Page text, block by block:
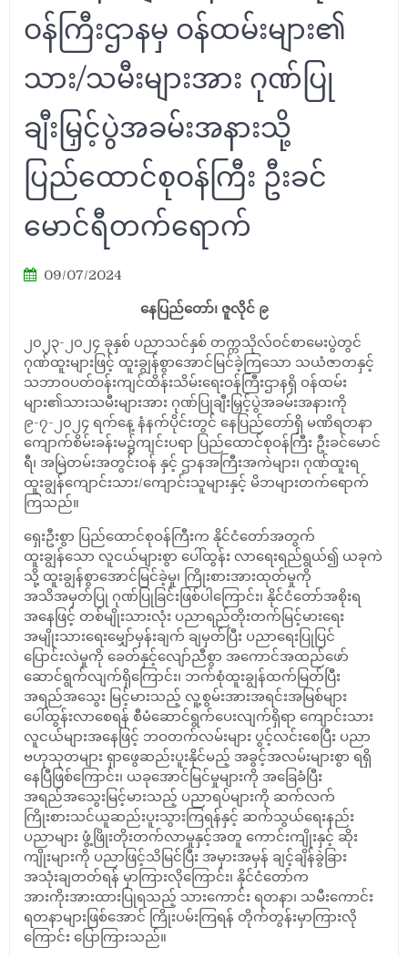
ဝန်ကြီးဌာနမှ ဝန်ထမ်းများ၏
သား/သမီးများအား ဂုဏ်ပြု
ချီးမြှင့်ပွဲအခမ်းအနားသို့
ပြည်ထောင်စုဝန်ကြီး ဦးခင်
မောင်ရီတက်ရောက်
09/07/2024
နေပြည်တော်၊ ဇူလိုင် ၉
၂၀၂၃-၂၀၂၄ ခုနှစ် ပညာသင်နှစ် တက္ကသိုလ်ဝင်စာမေးပွဲတွင်
ဂုဏ်ထူးများဖြင့် ထူးချွန်စွာအောင်မြင်ခဲ့ကြသော သယံဇာတနှင့်
သဘာဝပတ်ဝန်းကျင်ထိန်းသိမ်း‌ရေးဝန်ကြီးဌာနရှိ ဝန်ထမ်း
များ၏သားသမီးများအား ဂုဏ်ပြုချီးမြှင့်ပွဲအခမ်းအနားကို
၉-၇-၂၀၂၄ ရက်နေ့ နံနက်ပိုင်းတွင် နေပြည်တော်ရှိ မဏိရတနာ
ကျောက်စိမ်းခန်းမ၌ကျင်းပရာ ပြည်ထောင်စုဝန်ကြီး ဦးခင်မောင်
ရီ၊ အမြဲတမ်းအတွင်းဝန် နှင့် ဌာနအကြီးအကဲများ၊ ဂုဏ်ထူးရ
ထူးချွန်ကျောင်းသား/ကျောင်းသူများနှင့် မိဘများတက်ရောက်
ကြသည်။
ရှေးဦးစွာ ပြည်ထောင်စုဝန်ကြီးက နိုင်ငံတော်အတွက်
ထူးချွန်သော လူငယ်များစွာ ပေါ်ထွန်း လာရေးရည်ရွယ်၍ ယခုကဲ
သို့ ထူးချွန်စွာအောင်မြင်ခဲ့မှု၊ ကြိုးစားအားထုတ်မှုကို
အသိအမှတ်ပြု ဂုဏ်ပြုခြင်းဖြစ်ပါကြောင်း၊ နိုင်ငံတော်အစိုးရ
အနေဖြင့် တစ်မျိုးသားလုံး ပညာရည်တိုးတက်မြင့်မားရေး
အမျိုးသားရေးမျှော်မှန်းချက် ချမှတ်ပြီး ပညာရေးပြုပြင်
ပြောင်းလဲမှုကို ခေတ်နှင့်လျော်ညီစွာ အကောင်အထည်ဖော်
ဆောင်ရွက်လျက်ရှိကြောင်း၊ ဘက်စုံထူးချွန်ထက်မြတ်ပြီး
အရည်အသွေး မြင့်မားသည့် လူ့စွမ်းအားအရင်းအမြစ်များ
ပေါ်ထွန်းလာစေရန် စီမံဆောင်ရွက်ပေးလျက်ရှိရာ ကျောင်းသား
လူငယ်များအနေဖြင့် ဘဝတက်လမ်းများ ပွင့်လင်းစေပြီး ပညာ
ဗဟုသုတများ ရှာဖွေဆည်းပူးနိုင်မည့် အခွင့်အလမ်းများစွာ ရရှိ
နေပြီဖြစ်ကြောင်း၊ ယခုအောင်မြင်မှုများကို အခြေခံပြီး
အရည်အသွေးမြင့်မားသည့် ပညာရပ်များကို ဆက်လက်
ကြိုးစားသင်ယူဆည်းပူးသွားကြရန်နှင့် ဆက်သွယ်ရေးနည်း
ပညာများ ဖွံ့ဖြိုးတိုးတက်လာမှုနှင့်အတူ ကောင်းကျိုးနှင့် ဆိုး
ကျိုးများကို ပညာဖြင့်သိမြင်ပြီး အမှားအမှန် ချင့်ချိန်ခွဲခြား
အသုံးချတတ်ရန် မှာကြားလိုကြောင်း၊ နိုင်ငံတော်က
အားကိုးအားထားပြုရသည့် သားကောင်း ရတနာ၊ သမီးကောင်း
ရတနာများဖြစ်အောင် ကြိုးပမ်းကြရန် တိုက်တွန်းမှာကြားလို
ကြောင်း ပြောကြားသည်။